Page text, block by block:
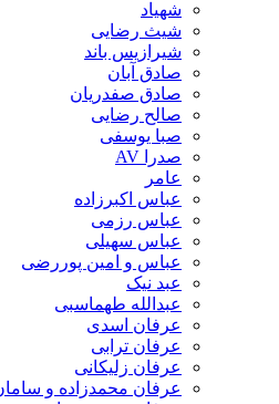
شیث رضایی
شیرازیس باند
صادق آبان
صادق صفدریان
صالح رضایی
صبا یوسفی
عباس اکبرزاده
عباس رزمی
عباس سهیلی
عباس و امین پوررضی
عبد نیک
عبدالله طهماسبی‎
عرفان اسدی
عرفان ترابی
عرفان زلیکانی
عرفان محمدزاده و سامان داداشی